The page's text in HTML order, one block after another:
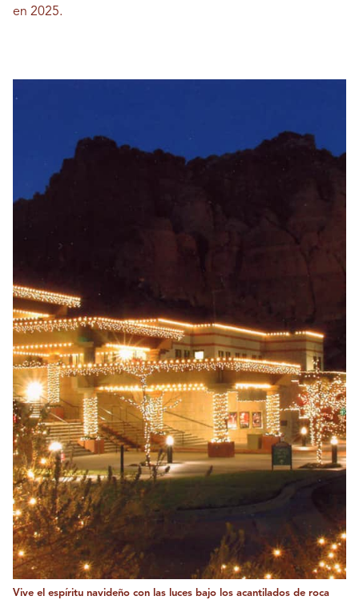
en 2025.
Vive el espíritu navideño con las luces bajo los acantilados de roca